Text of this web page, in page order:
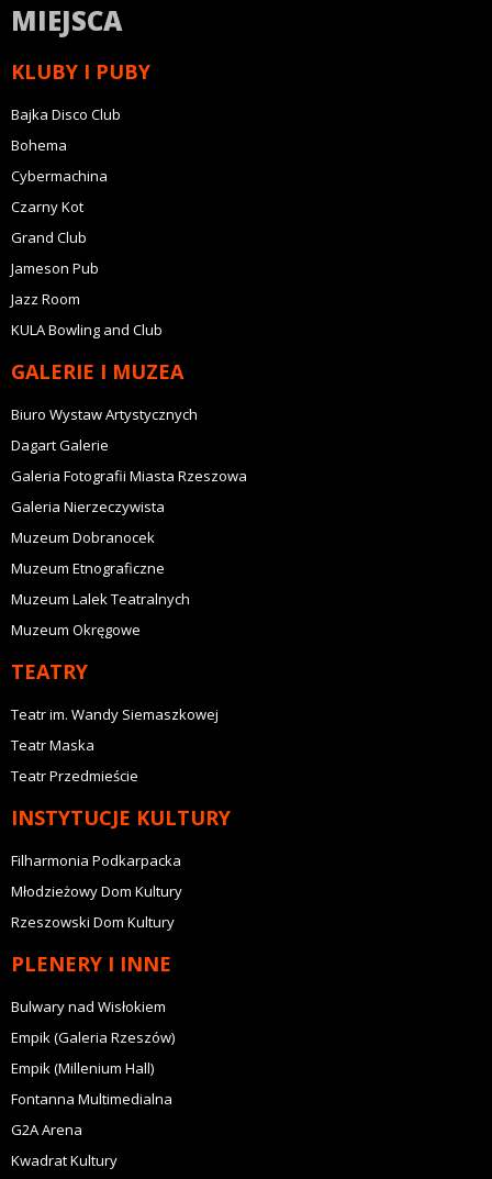
MIEJSCA
KLUBY I PUBY
Bajka Disco Club
Bohema
Cybermachina
Czarny Kot
Grand Club
Jameson Pub
Jazz Room
KULA Bowling and Club
GALERIE I MUZEA
Biuro Wystaw Artystycznych
Dagart Galerie
Galeria Fotografii Miasta Rzeszowa
Galeria Nierzeczywista
Muzeum Dobranocek
Muzeum Etnograficzne
Muzeum Lalek Teatralnych
Muzeum Okręgowe
TEATRY
Teatr im. Wandy Siemaszkowej
Teatr Maska
Teatr Przedmieście
INSTYTUCJE KULTURY
Filharmonia Podkarpacka
Młodzieżowy Dom Kultury
Rzeszowski Dom Kultury
PLENERY I INNE
Bulwary nad Wisłokiem
Empik (Galeria Rzeszów)
Empik (Millenium Hall)
Fontanna Multimedialna
G2A Arena
Kwadrat Kultury